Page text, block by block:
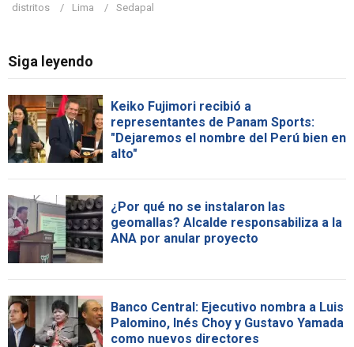
distritos
Lima Sedapal
Siga leyendo
Keiko Fujimori recibió a
representantes de Panam Sports:
"Dejaremos el nombre del Perú bien en
alto"
¿Por qué no se instalaron las
geomallas? Alcalde responsabiliza a la
ANA por anular proyecto
Banco Central: Ejecutivo nombra a Luis
Palomino, Inés Choy y Gustavo Yamada
como nuevos directores